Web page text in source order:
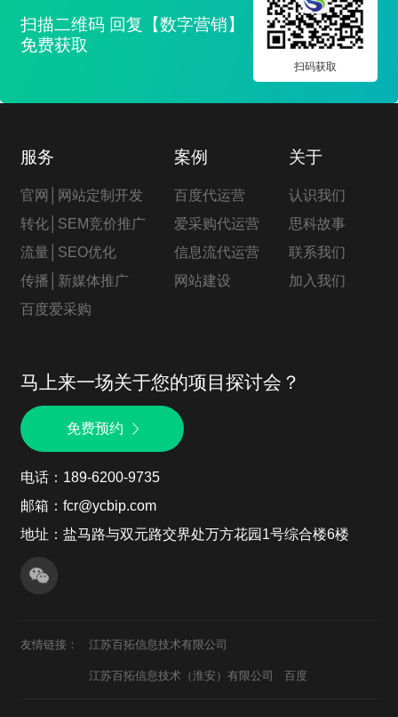
扫描二维码 回复【数字营销】
免费获取
扫码获取
服务
官网│网站定制开发
转化│SEM竞价推广
流量│SEO优化
传播│新媒体推广
百度爱采购
案例
百度代运营
爱采购代运营
信息流代运营
网站建设
关于
认识我们
思科故事
联系我们
加入我们
马上来一场关于您的项目探讨会？
免费预约
电话：189-6200-9735
邮箱：fcr@ycbip.com
地址：盐马路与双元路交界处万方花园1号综合楼6楼
友情链接： 江苏百拓信息技术有限公司
江苏百拓信息技术（淮安）有限公司 百度